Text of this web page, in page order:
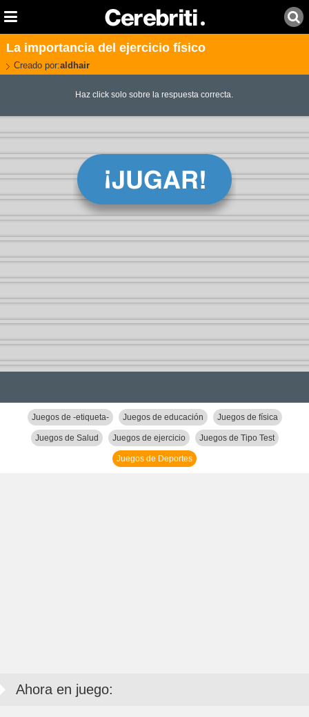
La importancia del ejercicio físico
Creado por:aldhair
Haz click solo sobre la respuesta correcta.
Juegos de -etiqueta- Juegos de educación Juegos de física
Juegos de Salud Juegos de ejercicio Juegos de Tipo Test
Juegos de Deportes
Ahora en juego: